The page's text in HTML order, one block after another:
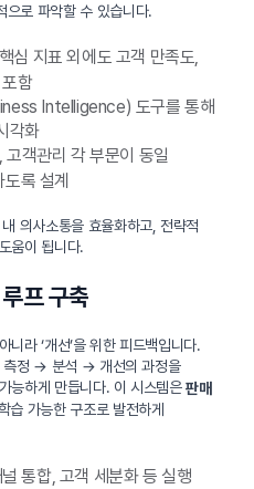
으로 파악할 수 있습니다.
심 지표 외에도 고객 만족도,
함
Intelligence) 도구를 통해
각화
객관리 각 부문이 동일
록 설계
의사소통을 효율화하고, 전략적
움이 됩니다.
프 구축
라 ‘개선’을 위한 피드백입니다.
측정 → 분석 → 개선의 과정을
능하게 만듭니다. 이 시스템은판매
습 가능한 구조로 발전하게
통합, 고객 세분화 등 실행